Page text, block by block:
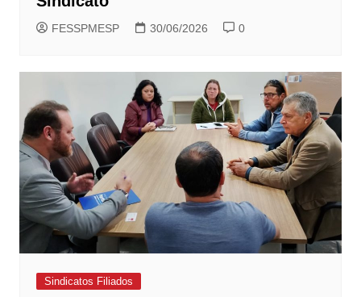
FESSPMESP 30/06/2026 0
Sindicatos Filiados